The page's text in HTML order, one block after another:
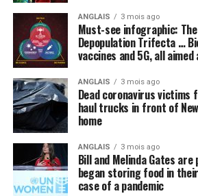
Autoriser l’accès aux services
pour les enfants d’agriculteurs
Reconnaître les marchés
ferme dans la liste des «
Instaurer les
partout où c’est possible
Encourager les potagers
citoyen dans toutes les
ANGLAIS 3 mois ago
Must-see infographic:
Depopulation Trifecta …
vaccines and 5G, all
ANGLAIS 3 mois ago
Dead coronavirus victims
haul trucks in front of
home
ANGLAIS 3 mois ago
Bill and Melinda Gates
began storing food in
case of a pandemic